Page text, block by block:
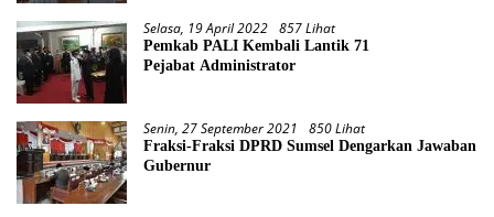
Selasa, 19 April 2022 857 Lihat
Pemkab PALI Kembali Lantik 71
Pejabat Administrator
Senin, 27 September 2021 850 Lihat
Fraksi-Fraksi DPRD Sumsel Dengarkan Jawaban
Gubernur